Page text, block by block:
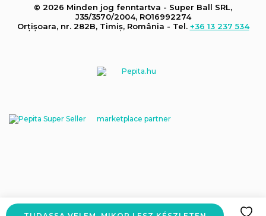
© 2026 Minden jog fenntartva - Super Ball SRL,
J35/3570/2004, RO16992274
Orțișoara, nr. 282B, Timiș, România - Tel. +36 13 237 534
marketplace partner